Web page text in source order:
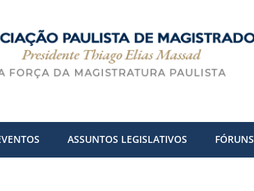
ASSUNTOS LEGISLATIVOS FÓRUNS